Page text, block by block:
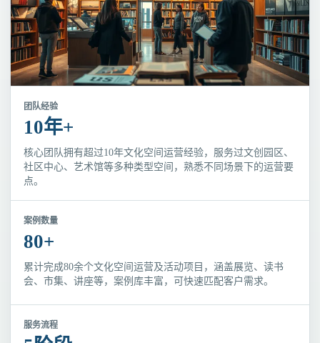
团队经验
10年+
核心团队拥有超过10年文化空间运营经验，服务过文创园区、
社区中心、艺术馆等多种类型空间，熟悉不同场景下的运营要
点。
案例数量
80+
累计完成80余个文化空间运营及活动项目，涵盖展览、读书
会、市集、讲座等，案例库丰富，可快速匹配客户需求。
服务流程